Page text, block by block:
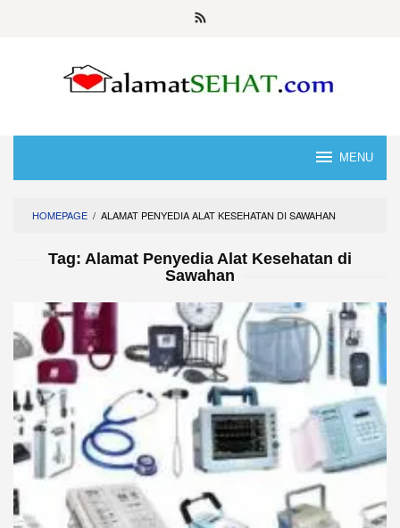
MENU
HOMEPAGE / ALAMAT PENYEDIA ALAT KESEHATAN DI SAWAHAN
Tag: Alamat Penyedia Alat Kesehatan di
Sawahan